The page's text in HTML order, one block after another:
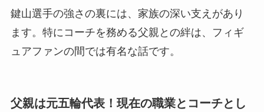
鍵山選手の強さの裏には、家族の深い支えがあり
ます。特にコーチを務める父親との絆は、フィギ
ュアファンの間では有名な話です。
父親は元五輪代表！現在の職業とコーチとし